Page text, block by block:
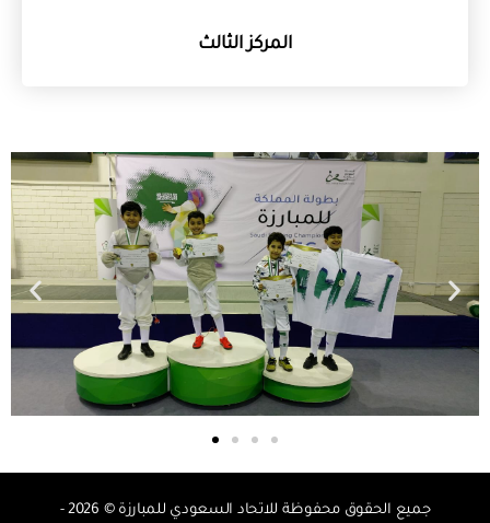
المركز الثالث
جميع الحقوق محفوظة للاتحاد السعودي للمبارزة © 2026 -